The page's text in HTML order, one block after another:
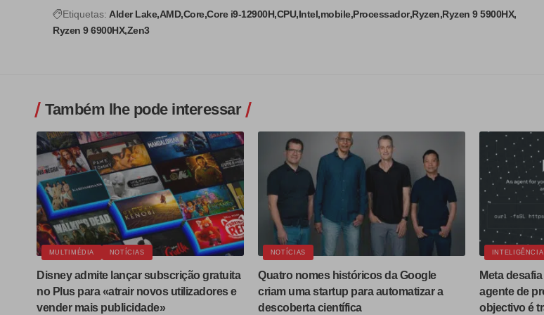
Etiquetas: Alder Lake AMD Core Core i9-12900H CPU Intel mobile Processador Ryzen Ryzen 9 5900HX
Ryzen 9 6900HX Zen3
Também lhe pode interessar
MULTIMÉDIA NOTÍCIAS
Disney admite lançar subscrição gratuita
no Plus para «atrair novos utilizadores e
vender mais publicidade»
NOTÍCIAS
Quatro nomes históricos da Google
criam uma startup para automatizar a
descoberta científica
Meta
agente de
objectivo é